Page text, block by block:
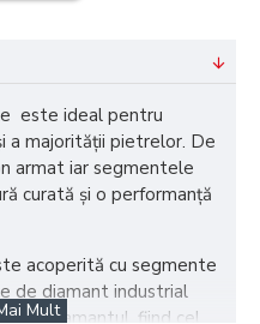
este ideal pentru
a majorității pietrelor. De
armat iar segmentele
curată și o performanță
acoperită cu segmente
de diamant industrial
Diamantul, fiind cel